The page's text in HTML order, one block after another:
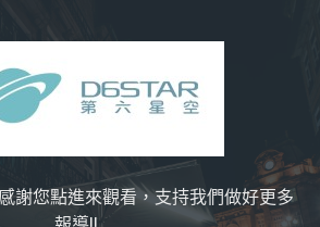
謝您點進來觀看，支持我們做好更多